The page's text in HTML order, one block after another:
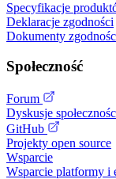
Specyfikacje
Deklaracje zgodności
Dokumenty
Społeczność
Forum
Dyskusje
GitHub
Projekty open source
Wsparcie
Wsparcie platformy i